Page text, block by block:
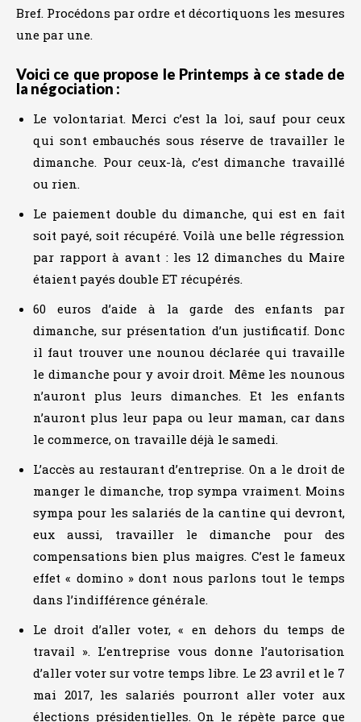
Bref. Procédons par ordre et décortiquons les mesures
une par une.
Voici ce que propose le Printemps à ce stade de
la négociation :
Le volontariat. Merci c’est la loi, sauf pour ceux
qui sont embauchés sous réserve de travailler le
dimanche. Pour ceux-là, c’est dimanche travaillé
ou rien.
Le paiement double du dimanche, qui est en fait
soit payé, soit récupéré. Voilà une belle régression
par rapport à avant : les 12 dimanches du Maire
étaient payés double ET récupérés.
60 euros d’aide à la garde des enfants par
dimanche, sur présentation d’un justificatif. Donc
il faut trouver une nounou déclarée qui travaille
le dimanche pour y avoir droit. Même les nounous
n’auront plus leurs dimanches. Et les enfants
n’auront plus leur papa ou leur maman, car dans
le commerce, on travaille déjà le samedi.
L’accès au restaurant d’entreprise. On a le droit de
manger le dimanche, trop sympa vraiment. Moins
sympa pour les salariés de la cantine qui devront,
eux aussi, travailler le dimanche pour des
compensations bien plus maigres. C’est le fameux
effet « domino » dont nous parlons tout le temps
dans l’indifférence générale.
Le droit d’aller voter, « en dehors du temps de
travail ». L’entreprise vous donne l’autorisation
d’aller voter sur votre temps libre. Le 23 avril et le 7
mai 2017, les salariés pourront aller voter aux
élections présidentielles. On le répète parce que